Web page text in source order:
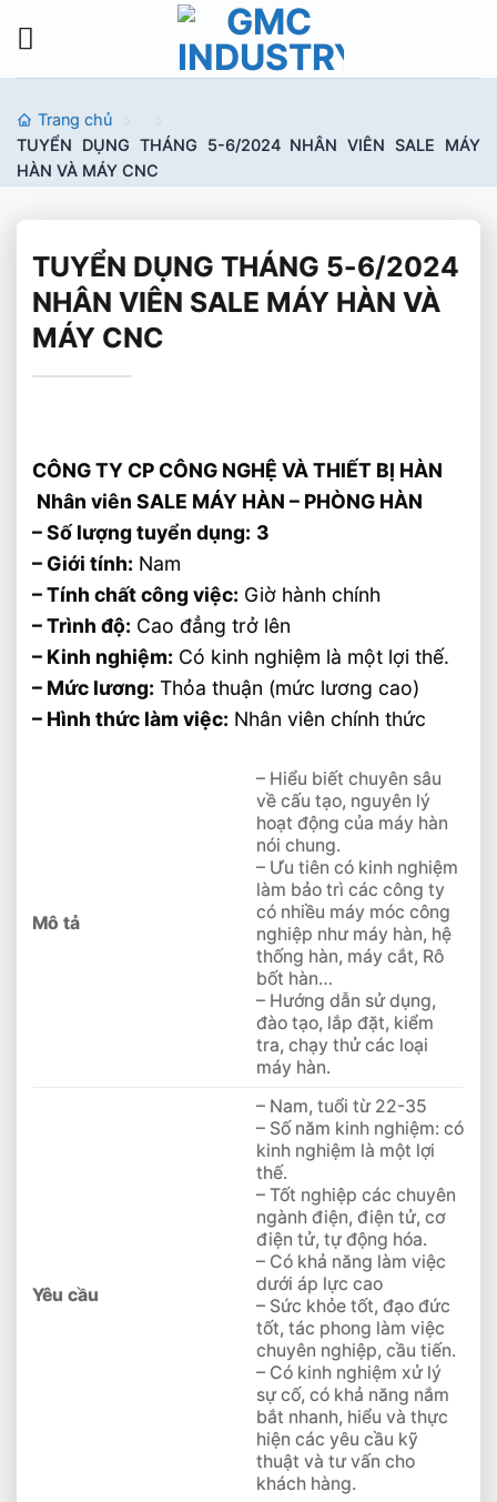
qua
nội
Trang chủ
TUYỂN DỤNG THÁNG 5-6/2024 NHÂN VIÊN SALE MÁY
HÀN VÀ MÁY CNC
TUYỂN DỤNG THÁNG 5-6/2024
NHÂN VIÊN SALE MÁY HÀN VÀ
MÁY CNC
CÔNG TY CP CÔNG NGHỆ VÀ THIẾT BỊ HÀN
Nhân viênSALE MÁY HÀN – PHÒNG HÀN
– Số lượng tuyển dụng: 3
– Giới tính: Nam
– Tính chất công việc: Giờ hành chính
– Trình độ: Cao đẳng trở lên
– Kinh nghiệm: Có kinh nghiệm là một lợi thế.
– Mức lương: Thỏa thuận (mức lương cao)
– Hình thức làm việc: Nhân viên chính thức
Mô tả
– Hiểu biết chuyên sâu
về cấu tạo, nguyên lý
hoạt động của máy hàn
nói chung.
– Ưu tiên có kinh nghiệm
làm bảo trì các công ty
có nhiều máy móc công
nghiệp như máy hàn, hệ
thống hàn, máy cắt, Rô
bốt hàn…
– Hướng dẫn sử dụng,
đào tạo, lắp đặt, kiểm
tra, chạy thử các loại
máy hàn.
Yêu cầu
– Nam, tuổi từ 22-35
– Số năm kinh nghiệm: có
kinh nghiệm là một lợi
thế.
– Tốt nghiệp các chuyên
ngành điện, điện tử, cơ
điện tử, tự động hóa.
– Có khả năng làm việc
dưới áp lực cao
– Sức khỏe tốt, đạo đức
tốt, tác phong làm việc
chuyên nghiệp, cầu tiến.
– Có kinh nghiệm xử lý
sự cố, có khả năng nắm
bắt nhanh, hiểu và thực
hiện các yêu cầu kỹ
thuật và tư vấn cho
khách hàng.